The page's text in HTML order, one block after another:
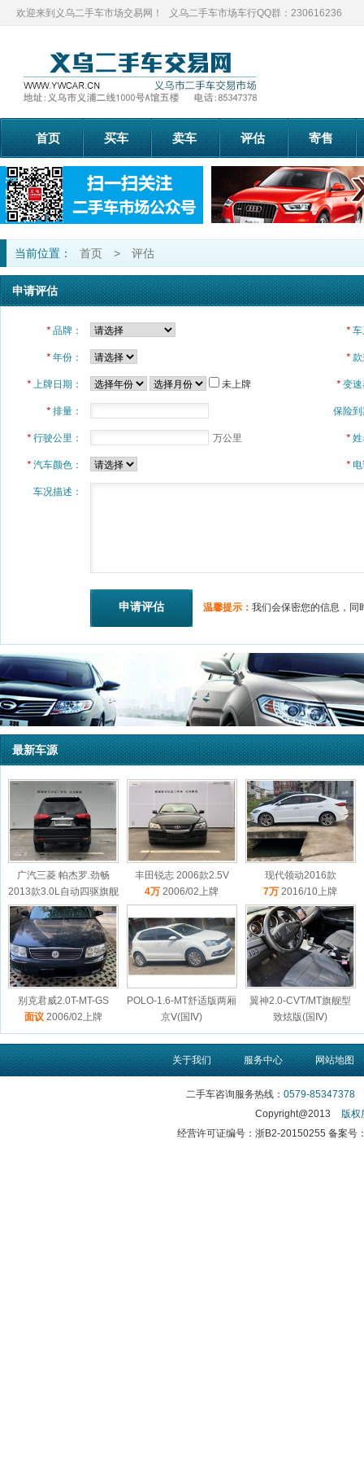
欢迎来到义乌二手车市场交易网！ 义乌二手车市场车行QQ群：230616236
首页 买车 卖车 评估 寄售
当前位置： 首页 > 评估
申请评估
* 品牌：
* 年份：
* 上牌日期： 未上牌
* 排量：
* 行驶公里： 万公里
* 汽车颜色：
*
*
* 变
保险
*
*
车况描述：
温馨提示： 我们会保密您的信息，同
最新车源
广汽三菱 帕杰罗.劲畅
2013款3.0L自动四驱旗舰
版
11.3万2014/06上牌
丰田锐志 2006款2.5V
4万 2006/02上牌
现代领动2016款
7万 2016/10上牌
别克君威2.0T-MT-GS
面议 2006/02上牌
POLO-1.6-MT舒适版两厢
京Ⅴ(国Ⅳ)
6.6万2016/10上牌
翼神2.0-CVT/MT旗舰型
致炫版(国Ⅳ)
3.8万2010/06上牌
关于我们 服务中心 网站地图
二手车咨询服务热线： 0579-85347378
Copyright@2013 版
经营许可证编号：浙B2-20150255 备案号